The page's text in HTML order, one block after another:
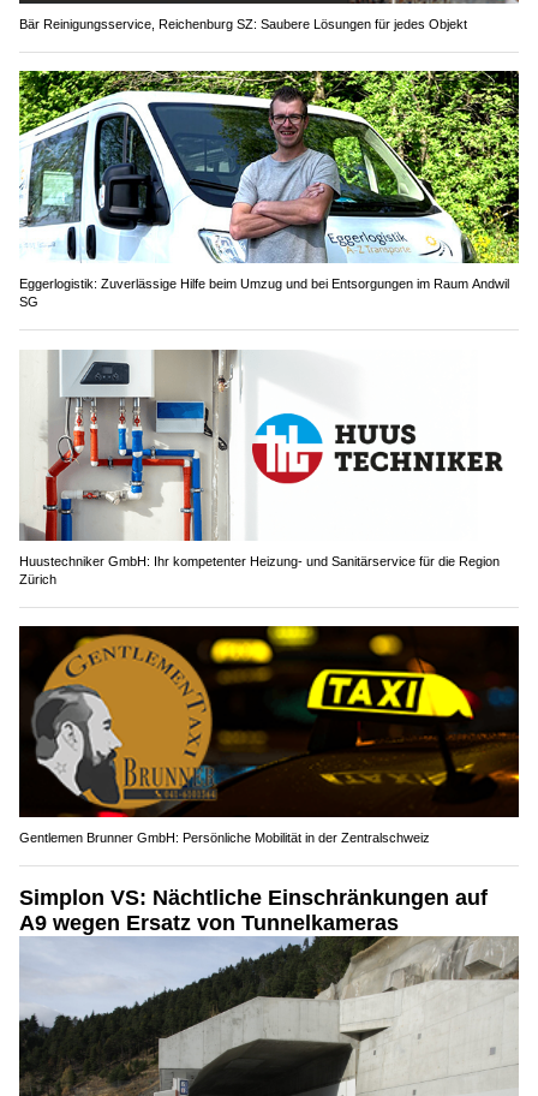
Bär Reinigungsservice, Reichenburg SZ: Saubere Lösungen für jedes Objekt
Eggerlogistik: Zuverlässige Hilfe beim Umzug und bei Entsorgungen im Raum Andwil
SG
Huustechniker GmbH: Ihr kompetenter Heizung- und Sanitärservice für die Region
Zürich
Gentlemen Brunner GmbH: Persönliche Mobilität in der Zentralschweiz
Simplon VS: Nächtliche Einschränkungen auf
A9 wegen Ersatz von Tunnelkameras